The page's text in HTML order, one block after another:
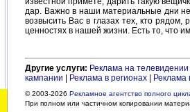
дар. Важно в наши материальные дни не
возвысить Вас в глазах тех, кто
ценностях в нашей жизни. Есть то, что
Другие услуги: Реклама на телевидении
кампании
Реклама в регионах Реклама
© 2003-2026 Рекламное агентство полного
При полном или частичном копировании